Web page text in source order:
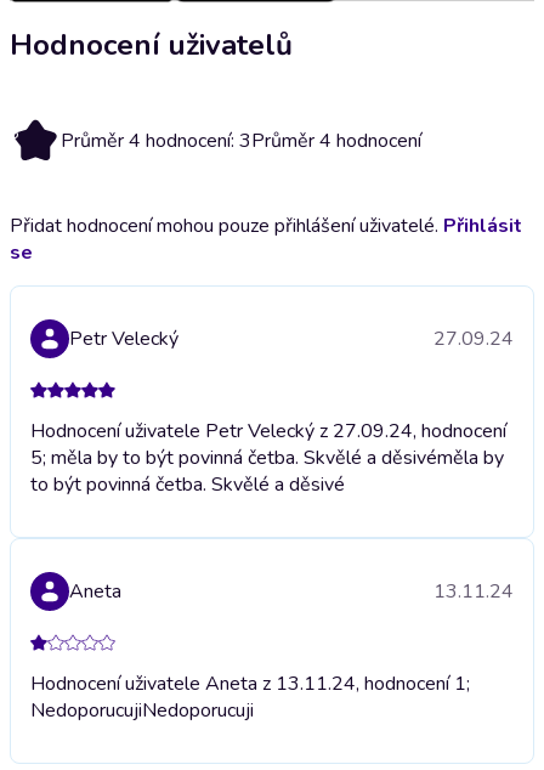
Hodnocení uživatelů
3 Průměr 4 hodnocení: 3Průměr 4 hodnocení
Přidat hodnocení mohou pouze přihlášení uživatelé. Přihlásit
se
Petr Velecký 27.09.24
Hodnocení uživatele Petr Velecký z 27.09.24, hodnocení
5; měla by to být povinná četba. Skvělé a děsivéměla by
to být povinná četba. Skvělé a děsivé
Aneta 13.11.24
Hodnocení uživatele Aneta z 13.11.24, hodnocení 1;
NedoporucujiNedoporucuji